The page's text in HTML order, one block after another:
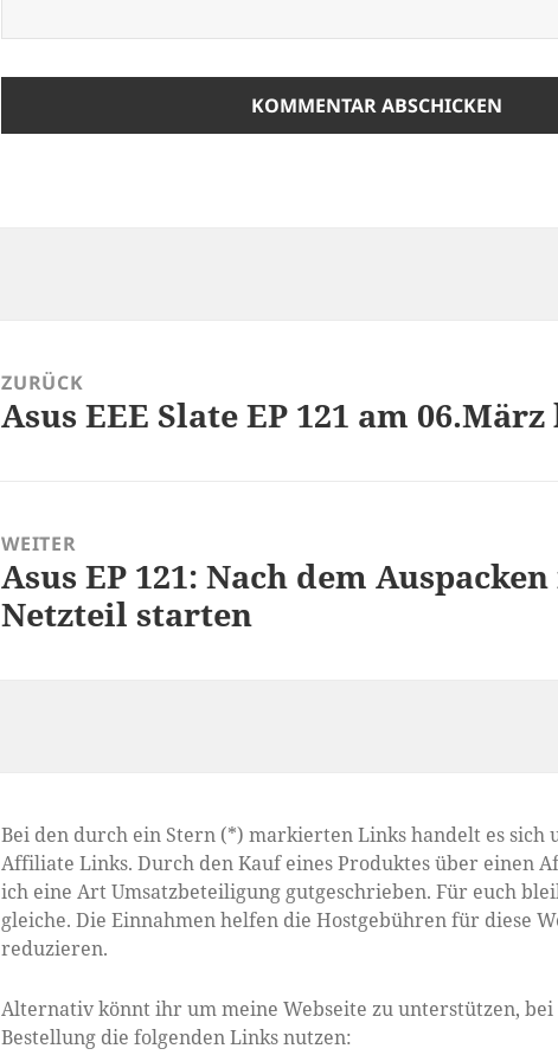
ZURÜCK
Vorheriger
Asus EEE Slate EP 121 am
WEITER
Nächster
Beitrag:
Asus EP 121: Nach dem
Netzteil starten
Bei den durch ein Stern (*) markierten Links handelt es sich
Affiliate Links. Durch den Kauf eines Produktes über einen
ich eine Art Umsatzbeteiligung gutgeschrieben. Für euch
gleiche. Die Einnahmen helfen die Hostgebühren für diese
reduzieren.
Alternativ könnt ihr um meine Webseite zu unterstützen, bei
Bestellung die folgenden Links nutzen: